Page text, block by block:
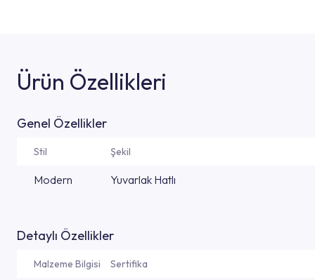
Ürün Özellikleri
Genel Özellikler
Stil Şekil
Modern Yuvarlak Hatlı
Detaylı Özellikler
Malzeme Bilgisi Sertifika